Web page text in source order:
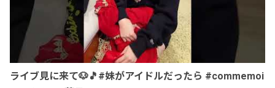
ライブ見に来て🐶🎵#妹がアイドルだったら #commemoi